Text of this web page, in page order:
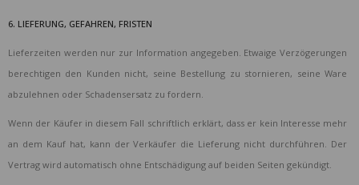
6. LIEFERUNG, GEFAHREN, FRISTEN
Lieferzeiten werden nur zur Information angegeben. Etwaige Verzögerungen
berechtigen den Kunden nicht, seine Bestellung zu stornieren, seine Ware
abzulehnen oder Schadensersatz zu fordern.
Wenn der Käufer in diesem Fall schriftlich erklärt, dass er kein Interesse mehr
an dem Kauf hat, kann der Verkäufer die Lieferung nicht durchführen. Der
Vertrag wird automatisch ohne Entschädigung auf beiden Seiten gekündigt.